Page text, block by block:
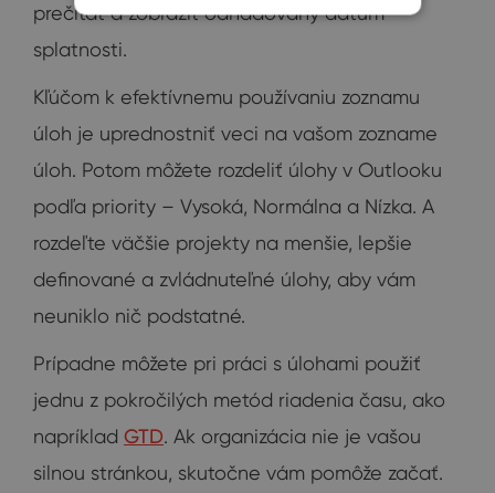
prečítať a zobraziť odhadovaný dátum
splatnosti.
Kľúčom k efektívnemu používaniu zoznamu
úloh je uprednostniť veci na vašom zozname
úloh. Potom môžete rozdeliť úlohy v Outlooku
podľa priority – Vysoká, Normálna a Nízka. A
rozdeľte väčšie projekty na menšie, lepšie
definované a zvládnuteľné úlohy, aby vám
neuniklo nič podstatné.
Prípadne môžete pri práci s úlohami použiť
jednu z pokročilých metód riadenia času, ako
napríklad GTD. Ak organizácia nie je vašou
silnou stránkou, skutočne vám pomôže začať.